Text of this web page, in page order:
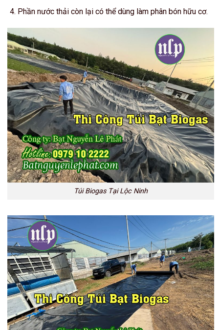
Phần nước thải còn lại có thể dùng làm phân bón hữu cơ.
Túi Biogas Tại Lộc Ninh